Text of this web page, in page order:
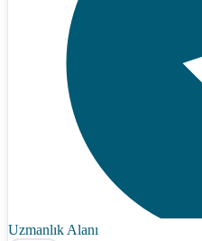
Uzmanlık Alanı